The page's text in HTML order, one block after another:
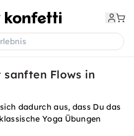
sanften Flows in
dadurch aus, dass Du das
Yoga Übungen